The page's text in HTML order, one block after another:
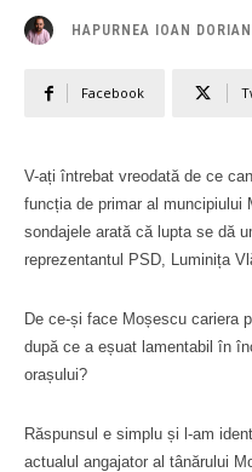
HAPURNEA IOAN DORIAN
Facebook
V-ați întrebat vreodată de ce
funcția de primar al muncipiului
sondajele arată că lupta se dă
reprezentantul PSD, Luminița
De ce-și face Moșescu cariera
după ce a eșuat lamentabil în
orașului?
Răspunsul e simplu și l-am
actualul angajator al tânărului